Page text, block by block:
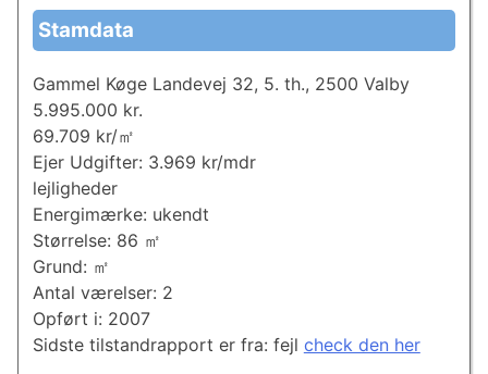
Stamdata
Gammel Køge Landevej 32, 5. th., 2500 Valby
5.995.000 kr.
69.709 kr/㎡
Ejer Udgifter: 3.969 kr/mdr
lejligheder
Energimærke: ukendt
Størrelse: 86 ㎡
Grund: ㎡
Antal værelser: 2
Opført i: 2007
Sidste tilstandrapport er fra: fejl check den her